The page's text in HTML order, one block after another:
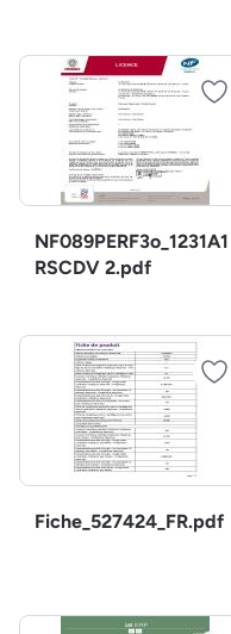
NF089PERF3o_1231A1
RSCDV 2.pdf
Fiche_527424_FR.pdf